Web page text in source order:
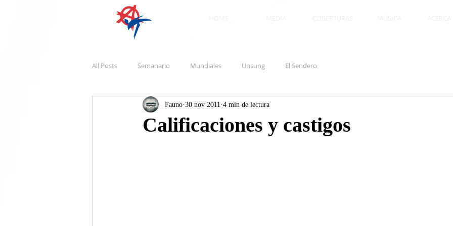
All Posts Semanario Mundiales Unsung El Sendero
Calificaciones y castigos
Fauno 30 nov 2011 4 min de lectura